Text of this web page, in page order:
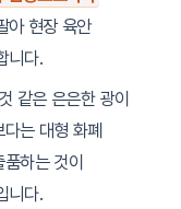
아 현장 육안
니다.
같은 은은한 광이
는 대형 화폐
하는 것이
니다.